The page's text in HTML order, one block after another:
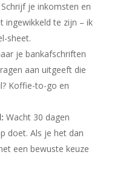
Schrijf je inkomsten en
ingewikkeld te zijn – ik
sheet.
je bankafschriften
aan uitgeeft die
Koffie-to-go en
Wacht 30 dagen
doet. Als je het dan
een bewuste keuze